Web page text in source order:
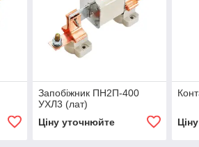
Запобіжник ПН2П-400
УХЛ3 (лат)
Ціну уточнюйте